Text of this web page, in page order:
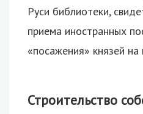
Руси библиотеки,
приема иностранных
«посажения» князей на
Строительство